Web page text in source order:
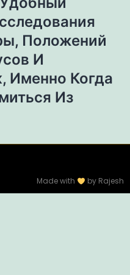
Положений
И
Именно Когда
Из
Made with by Rajesh